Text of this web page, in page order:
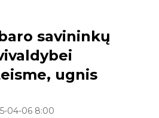
savininkų
ugnis
04-06 8:00